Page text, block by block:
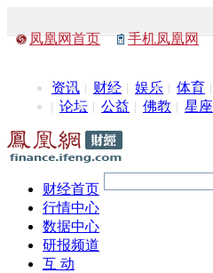
凤凰网首页 手机凤凰网
资讯 财经 娱乐 体育
论坛
公益 佛教 星座
财经首页
行情中心
数据中心
研报频道
互 动